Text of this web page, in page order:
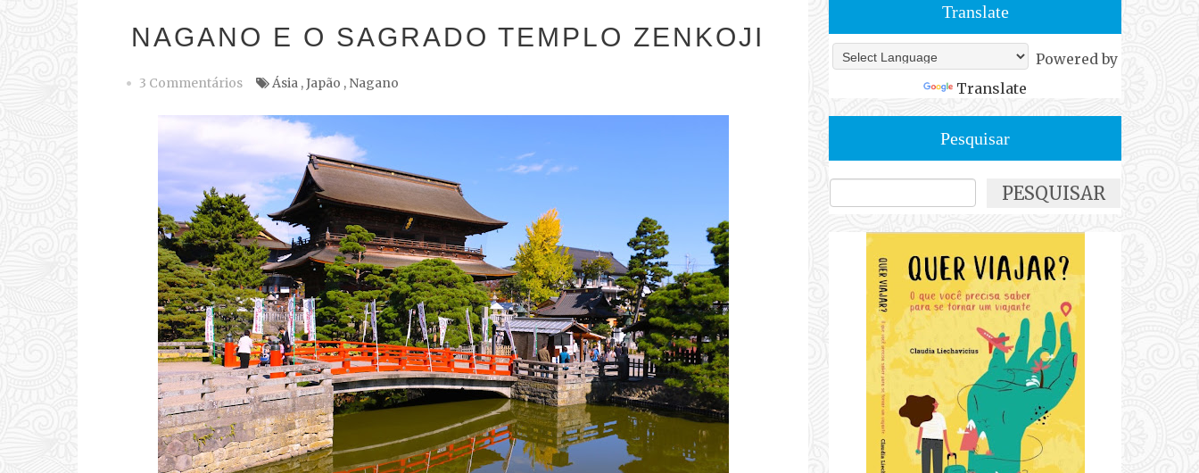
NAGANO E O SAGRADO TEMPLO ZENKOJI
3 Commentários Ásia ,Japão , Nagano
Translate
Powered by
Translate
Pesquisar